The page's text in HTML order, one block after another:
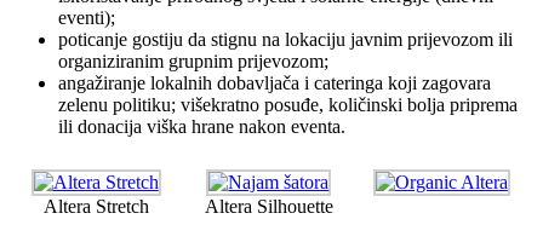
eventi);
poticanje gostiju da stignu na lokaciju javnim prijevozom ili
organiziranim grupnim prijevozom;
angažiranje lokalnih dobavljača i cateringa koji zagovara
zelenu politiku; višekratno posuđe, količinski bolja priprema
ili donacija viška hrane nakon eventa.
Altera Stretch Altera Silhouette